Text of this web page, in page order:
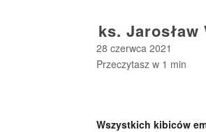
ks. Jarosław
28 czerwca 2021
Przeczytasz w 1 min
Wszystkich kibiców